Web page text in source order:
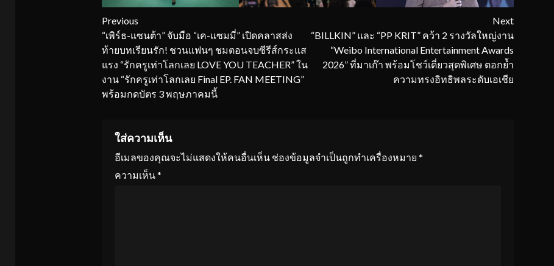
Continue
Reading
Previous
“เพิร์ธ-แซนต้า” จับมือ “เค-แซมมี่” เปิดคลาสส่ง
ท้ายบทเรียนรัก! ชวนแฟนๆ ชมตอนจบซีรีส์กระแส
แรง “รักครูเท่าโลกเลย LOVE YOU TEACHER” ใน
งาน “รักครูเท่าโลกเลย Final EP. FAN MEETING”
พร้อมกดบัตร 3 พฤษภาคมนี้
Next
“BILLKIN” และ “PP KRIT” คว้า 2 รางวัลใหญ่งาน
“Weibo International Entertainment Awards
2026” ที่มาเก๊า พร้อมโชว์เดี่ยวสุดพิเศษ ตอกย้ำ
ความทรงอิทธิพลระดับเอเชีย
ใส่ความเห็น
อีเมลของคุณจะไม่แสดงให้คนอื่นเห็น ช่องข้อมูลจำเป็นถูกทำเครื่องหมาย *
ความเห็น*